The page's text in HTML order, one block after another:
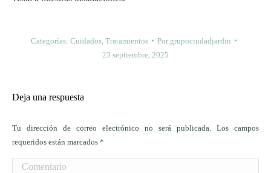
Categorías: Cuidados Tratamientos Por grupociudadjardin
23 septiembre, 2025
Deja una respuesta
Tu dirección de correo electrónico no será publicada. Los campos
requeridos están marcados *
Comentario